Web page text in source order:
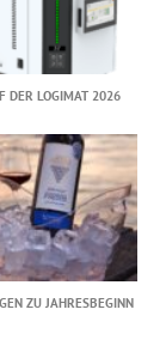
DER LOGIMAT 2026
ZU JAHRESBEGINN